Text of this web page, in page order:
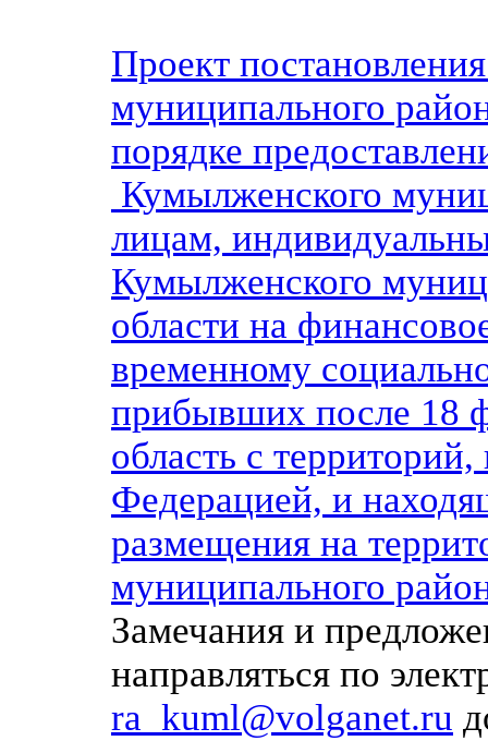
Проект
муниципального
порядке
Кумылженского
лицам,
Кумылженского
области на
временному
прибывших после 18
область с
Федерацией, и
размещения на
муниципального
Замечания и
направляться по
ra_kuml@volganet.ru